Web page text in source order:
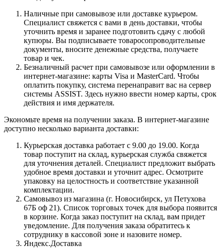
Наличные при самовывозе или доставке курьером.
Специалист свяжется с вами в день доставки, чтобы
уточнить время и заранее подготовить сдачу с любой
купюры. Вы подписываете товаросопроводительные
документы, вносите денежные средства, получаете
товар и чек.
Безналичный расчет при самовывозе или оформлении в
интернет-магазине: карты Visa и MasterCard. Чтобы
оплатить покупку, система перенаправит вас на сервер
системы ASSIST. Здесь нужно ввести номер карты, срок
действия и имя держателя.
Экономьте время на получении заказа. В интернет-магазине
доступно несколько варианта доставки:
Курьерская доставка работает с 9.00 до 19.00. Когда
товар поступит на склад, курьерская служба свяжется
для уточнения деталей. Специалист предложит выбрать
удобное время доставки и уточнит адрес. Осмотрите
упаковку на целостность и соответствие указанной
комплектации.
Самовывоз из магазина (г. Новосибирск, ул Петухова
67Б оф 21). Список торговых точек для выбора появится
в корзине. Когда заказ поступит на склад, вам придет
уведомление. Для получения заказа обратитесь к
сотруднику в кассовой зоне и назовите номер.
Яндекс.Доставка